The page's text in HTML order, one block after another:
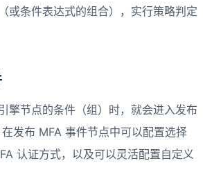
或条件表达式的组合），实行策略判定
擎节点的条件（组）时，就会进入发布
发布 MFA 事件节点中可以配置选择
认证方式，以及可以灵活配置自定义